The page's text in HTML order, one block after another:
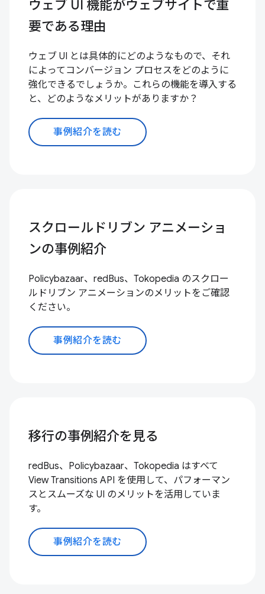
ウェブ UI 機能がウェブサイトで重
要である理由
ウェブ UI とは具体的にどのようなもので、それ
によってコンバージョン プロセスをどのように
強化できるでしょうか。これらの機能を導入する
と、どのようなメリットがありますか？
事例紹介を読む
スクロールドリブン アニメーショ
ンの事例紹介
Policybazaar、redBus、Tokopedia のスクロー
ルドリブン アニメーションのメリットをご確認
ください。
事例紹介を読む
移行の事例紹介を見る
redBus、Policybazaar、Tokopedia はすべて
View Transitions API を使用して、パフォーマン
スとスムーズな UI のメリットを活用していま
す。
事例紹介を読む